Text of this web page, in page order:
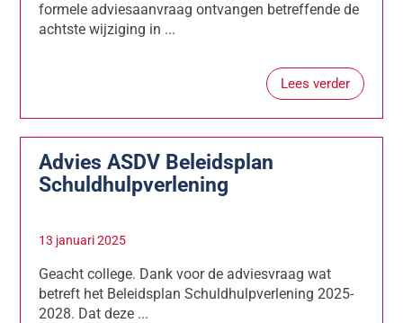
formele adviesaanvraag ontvangen betreffende de
achtste wijziging in ...
Lees verder
Advies ASDV Beleidsplan
Schuldhulpverlening
13 januari 2025
Geacht college. Dank voor de adviesvraag wat
betreft het Beleidsplan Schuldhulpverlening 2025-
2028. Dat deze ...